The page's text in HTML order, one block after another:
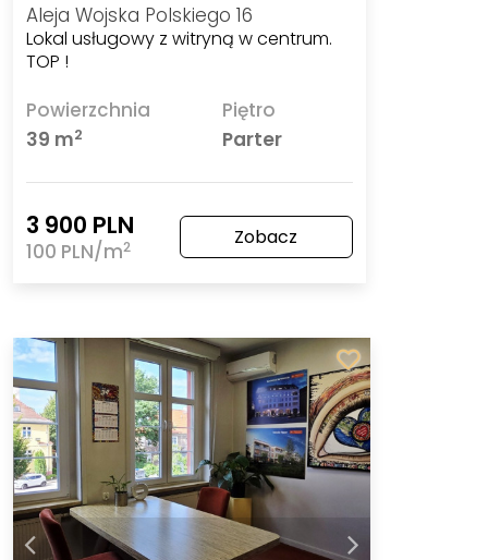
Aleja Wojska Polskiego 16
Lokal usługowy z witryną w centrum.
TOP !
Powierzchnia
39 m2
Piętro
Parter
3 900 PLN
100 PLN/m2 Zobacz